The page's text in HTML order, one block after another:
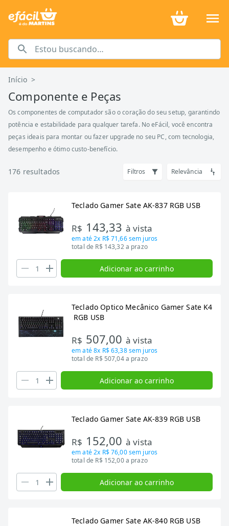
Início >
Componente e Peças
Os componentes de computador são o coração do seu setup, garantindo
potência e estabilidade para qualquer tarefa. No eFácil, você encontra
peças ideais para montar ou fazer upgrade no seu PC, com tecnologia,
desempenho e ótimo custo-benefício.
176 resultados Filtros Relevância
Teclado Gamer Sate AK-837 RGB USB
R$ 143,33 à vista
em até2x R$ 71,66sem juros
total de R$ 143,32 a prazo
Adicionar ao carrinho
Teclado Optico Mecânico Gamer Sate K4
RGB USB
R$ 507,00 à vista
em até8x R$ 63,38sem juros
total de R$ 507,04 a prazo
Adicionar ao carrinho
Teclado Gamer Sate AK-839 RGB USB
R$ 152,00 à vista
em até2x R$ 76,00sem juros
total de R$ 152,00 a prazo
Adicionar ao carrinho
Teclado Gamer Sate AK-840 RGB USB